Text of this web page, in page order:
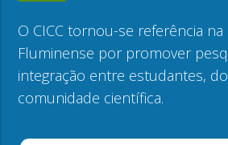
O CICC tornou-se referência
Fluminense por promover
integração entre estudantes,
comunidade científica.